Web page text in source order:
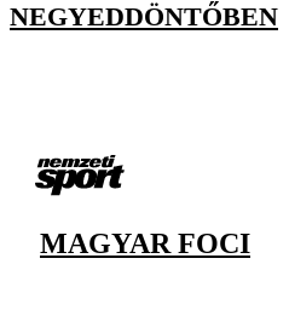
NEGYEDDÖNTŐBEN
MAGYAR FOCI